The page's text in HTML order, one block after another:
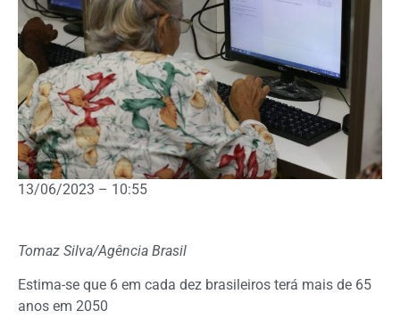
13/06/2023 – 10:55
Tomaz Silva/Agência Brasil
Estima-se que 6 em cada dez brasileiros terá mais de 65
anos em 2050